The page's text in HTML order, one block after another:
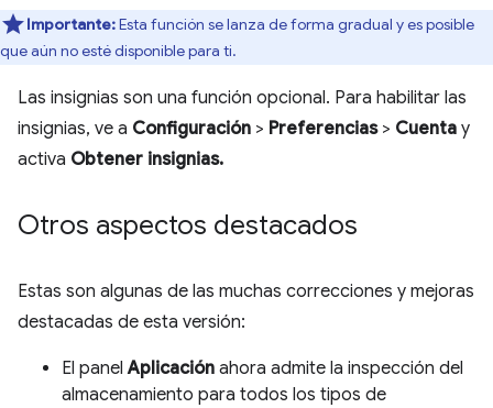
Importante:Esta función se lanza de forma gradual y es posible
que aún no esté disponible para ti.
Las insignias son una función opcional. Para habilitar las
insignias, ve a Configuración > Preferencias> Cuenta y
activa Obtener insignias.
Otros aspectos destacados
Estas son algunas de las muchas correcciones y mejoras
destacadas de esta versión:
El panelAplicación ahora admite la inspección del
almacenamiento para todos los tipos de